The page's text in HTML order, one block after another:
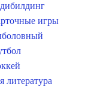
игры
литература